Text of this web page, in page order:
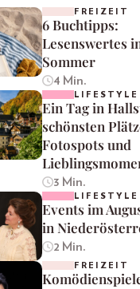
FREIZEIT
6 Buchtipps:
Lesenswertes
Sommer
4 Min.
LIFESTYLE
Ein Tag in
schönsten
Fotospots und
3 Min.
LIFESTYLE
Events im
in
2 Min.
FREIZEIT